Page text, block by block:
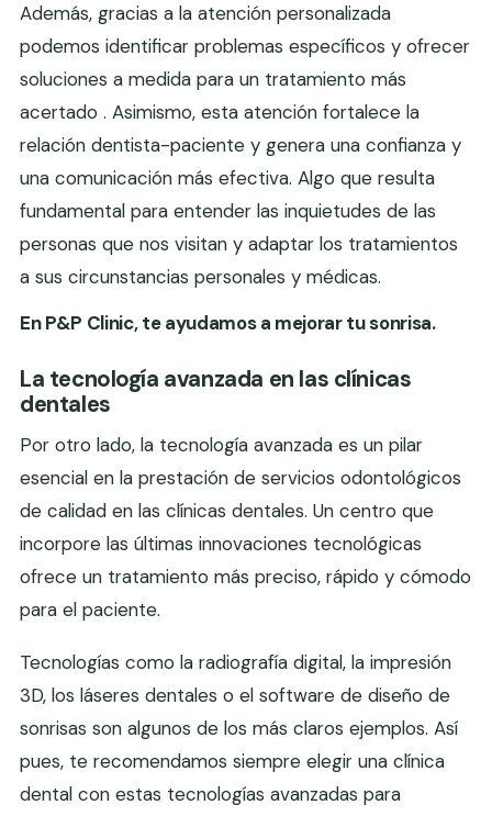
Además, gracias a la atención personalizada
podemos identificar problemas específicos y ofrecer
soluciones a medida para un tratamiento más
acertado . Asimismo, esta atención fortalece la
relación dentista-paciente y genera una confianza y
una comunicación más efectiva. Algo que resulta
fundamental para entender las inquietudes de las
personas que nos visitan y adaptar los tratamientos
a sus circunstancias personales y médicas.
En P&P Clinic, te ayudamos a mejorar tu sonrisa.
La tecnología avanzada en las clínicas
dentales
Por otro lado, la tecnología avanzada es un pilar
esencial en la prestación de servicios odontológicos
de calidad en las clínicas dentales. Un centro que
incorpore las últimas innovaciones tecnológicas
ofrece un tratamiento más preciso, rápido y cómodo
para el paciente.
Tecnologías como la radiografía digital, la impresión
3D, los láseres dentales o el software de diseño de
sonrisas son algunos de los más claros ejemplos. Así
pues, te recomendamos siempre elegir una clínica
dental con estas tecnologías avanzadas para